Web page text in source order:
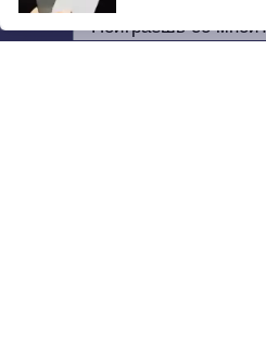
01/07